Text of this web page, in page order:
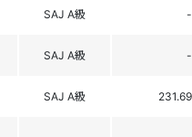
SAJ A級 -
SAJ A級 -
SAJ A級 231.69